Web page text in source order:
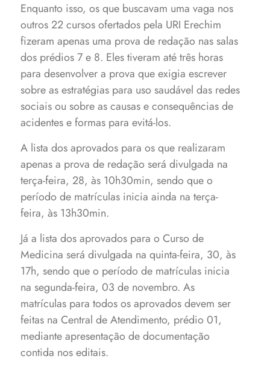
Enquanto isso, os que buscavam uma vaga nos
outros 22 cursos ofertados pela URI Erechim
fizeram apenas uma prova de redação nas salas
dos prédios 7 e 8. Eles tiveram até três horas
para desenvolver a prova que exigia escrever
sobre as estratégias para uso saudável das redes
sociais ou sobre as causas e consequências de
acidentes e formas para evitá-los.
A lista dos aprovados para os que realizaram
apenas a prova de redação será divulgada na
terça-feira, 28, às 10h30min, sendo que o
período de matrículas inicia ainda na terça-
feira, às 13h30min.
Já a lista dos aprovados para o Curso de
Medicina será divulgada na quinta-feira, 30, às
17h, sendo que o período de matrículas inicia
na segunda-feira, 03 de novembro. As
matrículas para todos os aprovados devem ser
feitas na Central de Atendimento, prédio 01,
mediante apresentação de documentação
contida nos editais.